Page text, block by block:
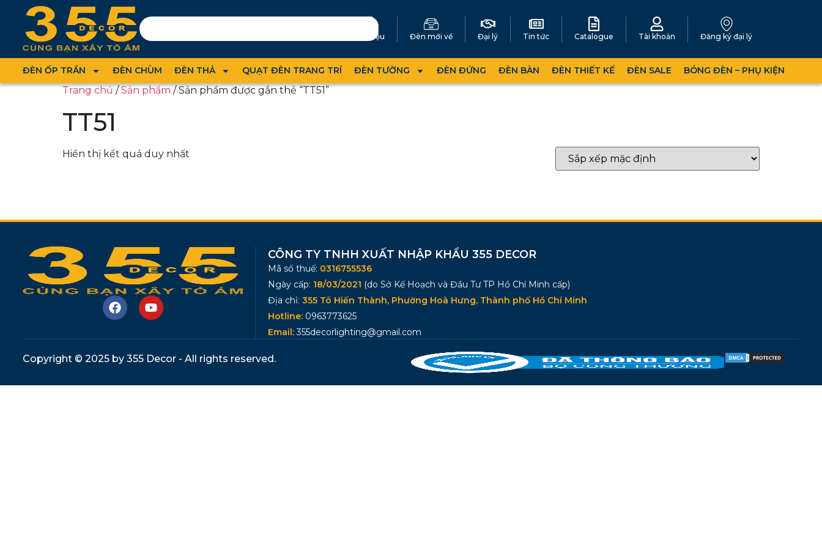
Giới thiệu Đèn mới về Đại lý Tin tức Catalogue Tài khoản Đăng ký đại lý
ĐÈN ỐP TRẦN ĐÈN CHÙM ĐÈN THẢ QUẠT ĐÈN TRANG TRÍ ĐÈN TƯỜNG ĐÈN ĐỨNG ĐÈN BÀN ĐÈN THIẾT KẾ ĐÈN SALE BÓNG ĐÈN – PHỤ KIỆN
Trang chủ/Sản phẩm/ Sản phẩm được gắn thẻ “TT51”
TT51
Hiển thị kết quả duy nhất
CÔNG TY TNHH XUẤT NHẬP KHẨU 355 DECOR
Mã số thuế: 0316755536
Ngày cấp: 18/03/2021 (do Sở Kế Hoạch và Đầu Tư TP Hồ Chí Minh cấp)
Địa chỉ: 355 Tô Hiến Thành, Phường Hoà Hưng, Thành phố Hồ Chí Minh
Hotline: 0963773625
Email:355decorlighting@gmail.com
Copyright © 2025 by 355 Decor - All rights reserved.